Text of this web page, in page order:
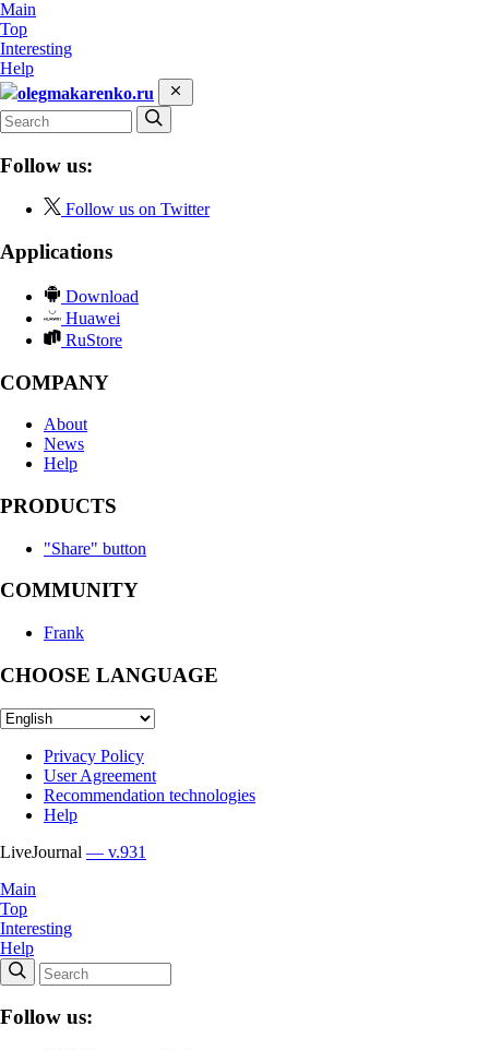
Main
Top
Interesting
Help
olegmakarenko.ru
Follow us:
Follow us on Twitter
Applications
Download
Huawei
RuStore
COMPANY
About
News
Help
PRODUCTS
"Share" button
COMMUNITY
Frank
CHOOSE LANGUAGE
Privacy Policy
User Agreement
Recommendation technologies
Help
LiveJournal — v.931
Main
Top
Interesting
Help
Follow us: